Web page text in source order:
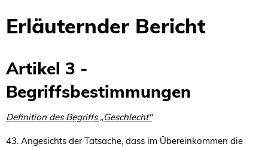
Erläuternder Bericht
Artikel 3 -
Begriffsbestimmungen
Definition des Begriffs „Geschlecht"
43. Angesichts der Tatsache, dass im Übereinkommen die